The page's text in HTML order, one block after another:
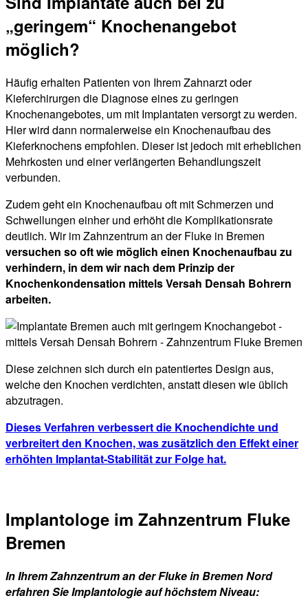
„geringem“ Knochenangebot
möglich?
Häufig erhalten Patienten von Ihrem Zahnarzt oder
Kieferchirurgen die Diagnose eines zu geringen
Knochenangebotes, um mit Implantaten versorgt zu werden.
Hier wird dann normalerweise ein Knochenaufbau des
Kieferknochens empfohlen. Dieser ist jedoch mit erheblichen
Mehrkosten und einer verlängerten Behandlungszeit
verbunden.
Zudem geht ein Knochenaufbau oft mit Schmerzen und
Schwellungen einher und erhöht die Komplikationsrate
deutlich. Wir im Zahnzentrum an der Fluke in Bremen
versuchen so oft wie möglich einen Knochenaufbau zu
verhindern, in dem wir nach dem Prinzip der
Knochenkondensation mittels Versah Densah Bohrern
arbeiten.
Diese zeichnen sich durch ein patentiertes Design aus,
welche den Knochen verdichten, anstatt diesen wie üblich
abzutragen.
Dieses Verfahren verbessert die Knochendichte und
verbreitert den Knochen, was zusätzlich den Effekt einer
erhöhten Implantat-Stabilität zur Folge hat.
Implantologe im Zahnzentrum Fluke
Bremen
In Ihrem Zahnzentrum an der Fluke in Bremen Nord
erfahren Sie Implantologie auf höchstem Niveau: